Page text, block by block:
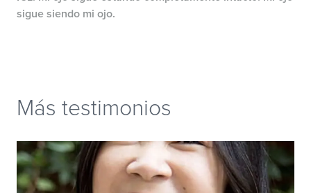
sigue siendo mi ojo.
Más testimonios